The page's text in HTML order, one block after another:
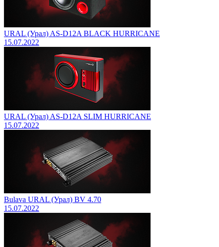
URAL (Урал) AS-D12A BLACK HURRICANE
15.07.2022
URAL (Урал) AS-D12A SLIM HURRICANE
15.07.2022
Bulava URAL (Урал) BV 4.70
15.07.2022